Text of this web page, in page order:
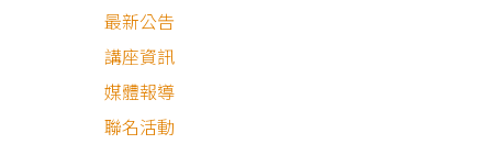
最新公告
講座資訊
媒體報導
聯名活動